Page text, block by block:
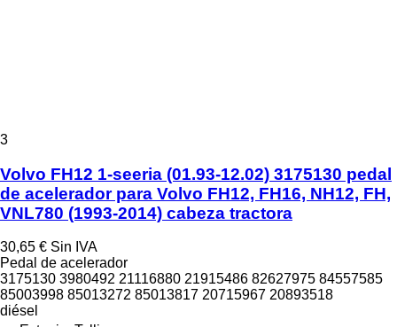
3
Volvo FH12 1-seeria (01.93-12.02) 3175130 pedal
de acelerador para Volvo FH12, FH16, NH12, FH,
VNL780 (1993-2014) cabeza tractora
30,65 € Sin IVA
Pedal de acelerador
3175130 3980492 21116880 21915486 82627975 84557585
85003998 85013272 85013817 20715967 20893518
diésel